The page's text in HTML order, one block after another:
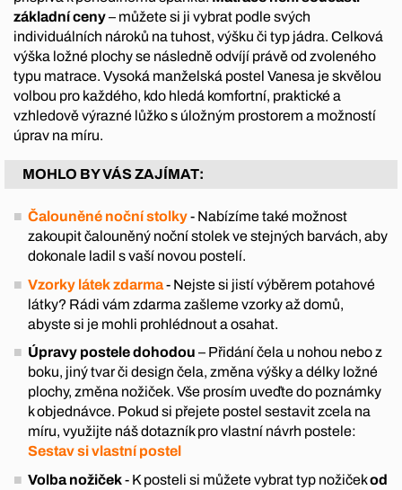
základní ceny– můžete si ji vybrat podle svých
individuálních nároků na tuhost, výšku či typ jádra. Celková
výška ložné plochy se následně odvíjí právě od zvoleného
typu matrace. Vysoká manželská postel Vanesa je skvělou
volbou pro každého, kdo hledá komfortní, praktické a
vzhledově výrazné lůžko s úložným prostorem a možností
úprav na míru.
MOHLO BY VÁS ZAJÍMAT:
Čalouněné noční stolky- Nabízíme také možnost
zakoupit čalouněný noční stolek ve stejných barvách, aby
dokonale ladil s vaší novou postelí.
Vzorky látek zdarma- Nejste si jistí výběrem potahové
látky? Rádi vám zdarma zašleme vzorky až domů,
abyste si je mohli prohlédnout a osahat.
Úpravy postele dohodou – Přidání čela u nohou nebo z
boku, jiný tvar či design čela, změna výšky a délky ložné
plochy, změna nožiček. Vše prosím uveďte do poznámky
k objednávce. Pokud si přejete postel sestavit zcela na
míru, využijte náš dotazník pro vlastní návrh postele:
Sestav si vlastní postel
Volba nožiček- K posteli si můžete vybrat typ nožičekod